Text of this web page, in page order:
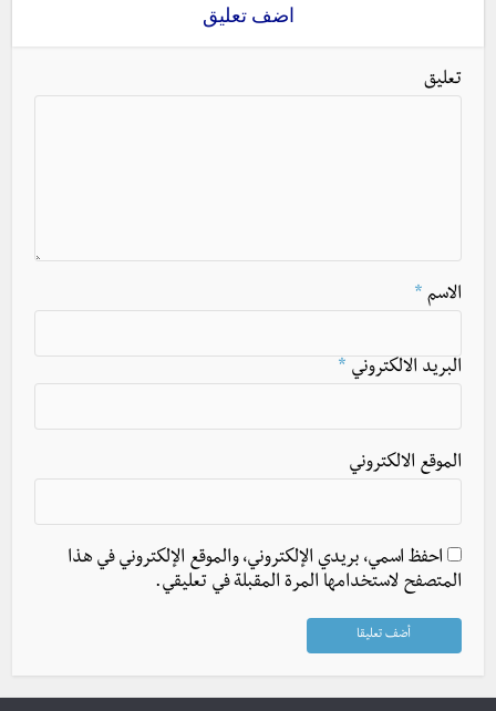
اضف تعليق
تعليق
الاسم *
البريد الالكتروني *
الموقع الالكتروني
احفظ اسمي، بريدي الإلكتروني، والموقع الإلكتروني في هذا
المتصفح لاستخدامها المرة المقبلة في تعليقي.